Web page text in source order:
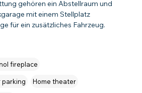
gehören ein Abstellraum und
mit einem Stellplatz
für ein zusätzliches Fahrzeug.
fireplace
parking Home theater